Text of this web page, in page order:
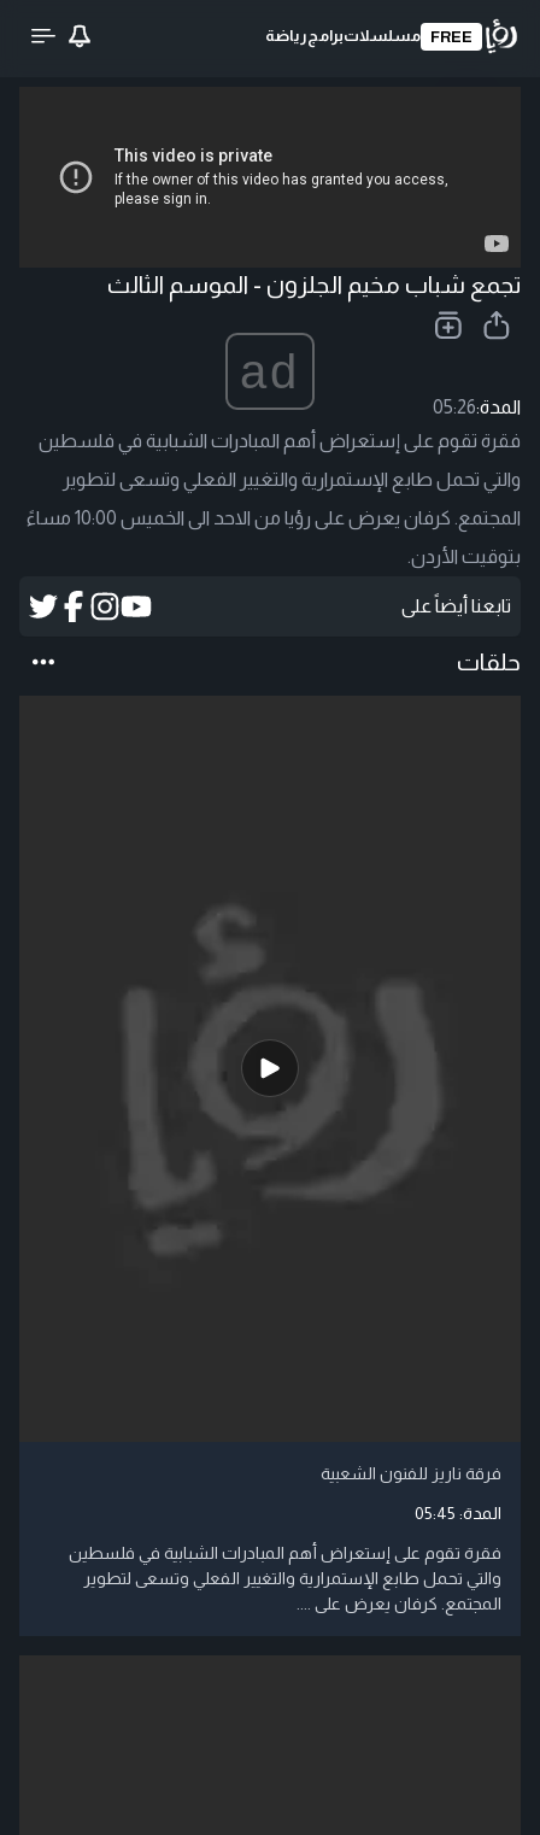
FREE مسلسلاتبرامج رياضة
تجمع شباب مخيم الجلزون - الموسم الثالث
ad
المدة:05:26
فقرة تقوم على إستعراض أهم المبادرات الشبابية في فلسطين
والتي تحمل طابع الإستمرارية والتغيير الفعلي وتسعى لتطوير
المجتمع. كرفان يعرض على رؤيا من الاحد الى الخميس 10:00 مساءً
بتوقيت الأردن.
تابعنا أيضاً على
حلقات
فرقة ناريز للفنون الشعبية
المدة: 05:45
فقرة تقوم على إستعراض أهم المبادرات الشبابية في فلسطين
والتي تحمل طابع الإستمرارية والتغيير الفعلي وتسعى لتطوير
المجتمع. كرفان يعرض على ....